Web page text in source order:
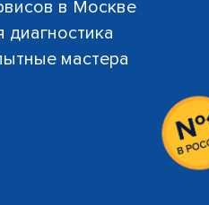
в Москве
диагностика
мастера